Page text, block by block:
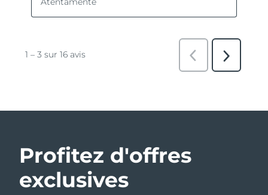
Profitez d'offres
exclusives